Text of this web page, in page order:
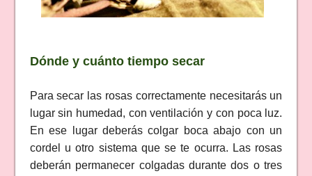
Dónde y cuánto tiempo secar
Para secar las rosas correctamente necesitarás un
lugar sin humedad, con ventilación y con poca luz.
En ese lugar deberás colgar boca abajo con un
cordel u otro sistema que se te ocurra. Las rosas
deberán permanecer colgadas durante dos o tres